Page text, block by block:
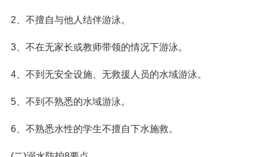
2、不擅自与他人结伴游泳。
3、不在无家长或教师带领的情况下游泳。
4、不到无安全设施、无救援人员的水域游泳。
5、不到不熟悉的水域游泳。
6、不熟悉水性的学生不擅自下水施救。